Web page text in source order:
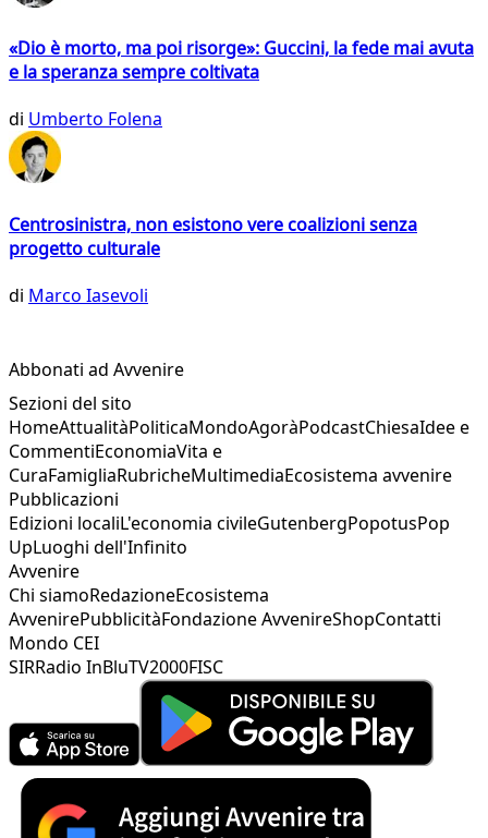
«Dio è morto, ma poi risorge»: Guccini, la fede mai avuta
e la speranza sempre coltivata
di Umberto Folena
Centrosinistra, non esistono vere coalizioni senza
progetto culturale
di Marco Iasevoli
Abbonati ad Avvenire
Sezioni del sito
HomeAttualitàPoliticaMondoAgoràPodcastChiesaIdee e
CommentiEconomiaVita e
CuraFamigliaRubricheMultimediaEcosistema avvenire
Pubblicazioni
Edizioni localiL'economia civileGutenbergPopotusPop
UpLuoghi dell'Infinito
Avvenire
Chi siamoRedazioneEcosistema
AvvenirePubblicitàFondazione AvvenireShopContatti
Mondo CEI
SIRRadio InBluTV2000FISC